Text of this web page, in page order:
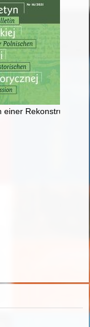
einer Rekonstruktion
czapskim"